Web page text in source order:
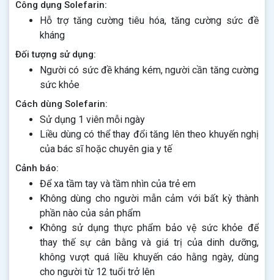
Công dụng Solefarin:
Hỗ trợ tăng cường tiêu hóa, tăng cường sức đề
kháng
Đối tượng sử dụng:
Người có sức đề kháng kém, người cần tăng cường
sức khỏe
Cách dùng Solefarin:
Sử dụng 1 viên mỗi ngày
Liều dùng có thể thay đổi tăng lên theo khuyến nghị
của bác sĩ hoặc chuyên gia y tế
Cảnh báo:
Để xa tầm tay và tầm nhìn của trẻ em
Không dùng cho người mẫn cảm với bất kỳ thành
phần nào của sản phẩm
Không sử dụng thực phẩm bảo vệ sức khỏe để
thay thế sự cân bằng và giá trị của dinh dưỡng,
không vượt quá liều khuyến cáo hằng ngày, dùng
cho người từ 12 tuổi trở lên